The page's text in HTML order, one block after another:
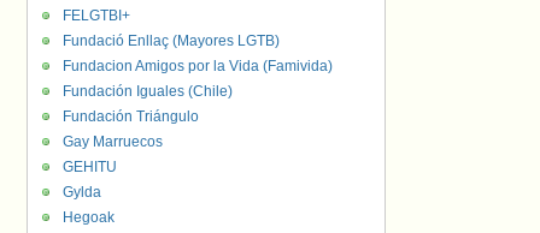
FELGTBI+
Fundació Enllaç (Mayores LGTB)
Fundacion Amigos por la Vida (Famivida)
Fundación Iguales (Chile)
Fundación Triángulo
Gay Marruecos
GEHITU
Gylda
Hegoak